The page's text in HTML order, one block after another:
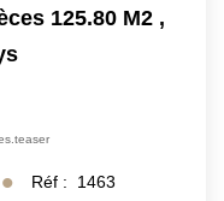
125.80 M2 ,
Réf : 1463